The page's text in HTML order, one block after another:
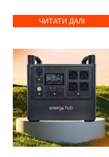
ЧИТАТИ ДАЛІ